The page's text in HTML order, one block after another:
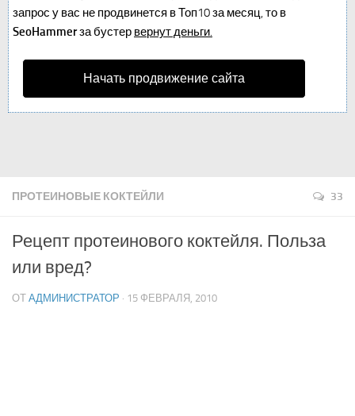
запрос у вас не продвинется в Топ10 за месяц, то в
SeoHammerза бустер вернут деньги.
Начать продвижение сайта
ПРОТЕИНОВЫЕ КОКТЕЙЛИ 33
Рецепт протеинового коктейля. Польза
или вред?
ОТ АДМИНИСТРАТОР · 15 ФЕВРАЛЯ, 2010